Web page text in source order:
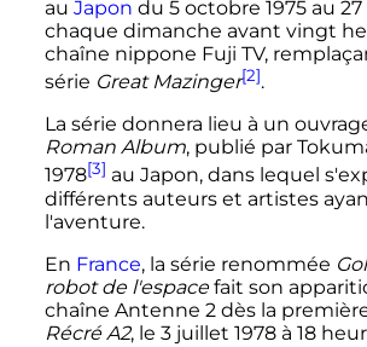
au Japon du 5 octobre 1975au 27
chaque dimanche avant vingt
chaîne nippone Fuji TV,
série Great Mazinger[2].
La série donnera lieu à un
Roman Album, publié par
1978[3] au Japon, dans lequel
différents auteurs et artistes
l'aventure.
En France, la série renommée
robot de l'espacefait son
chaîne Antenne 2 dès la
Récré A2, le 3 juillet 1978à 18